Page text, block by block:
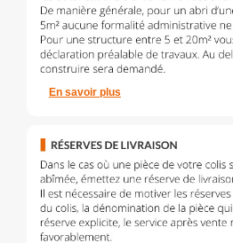
En savoir plus